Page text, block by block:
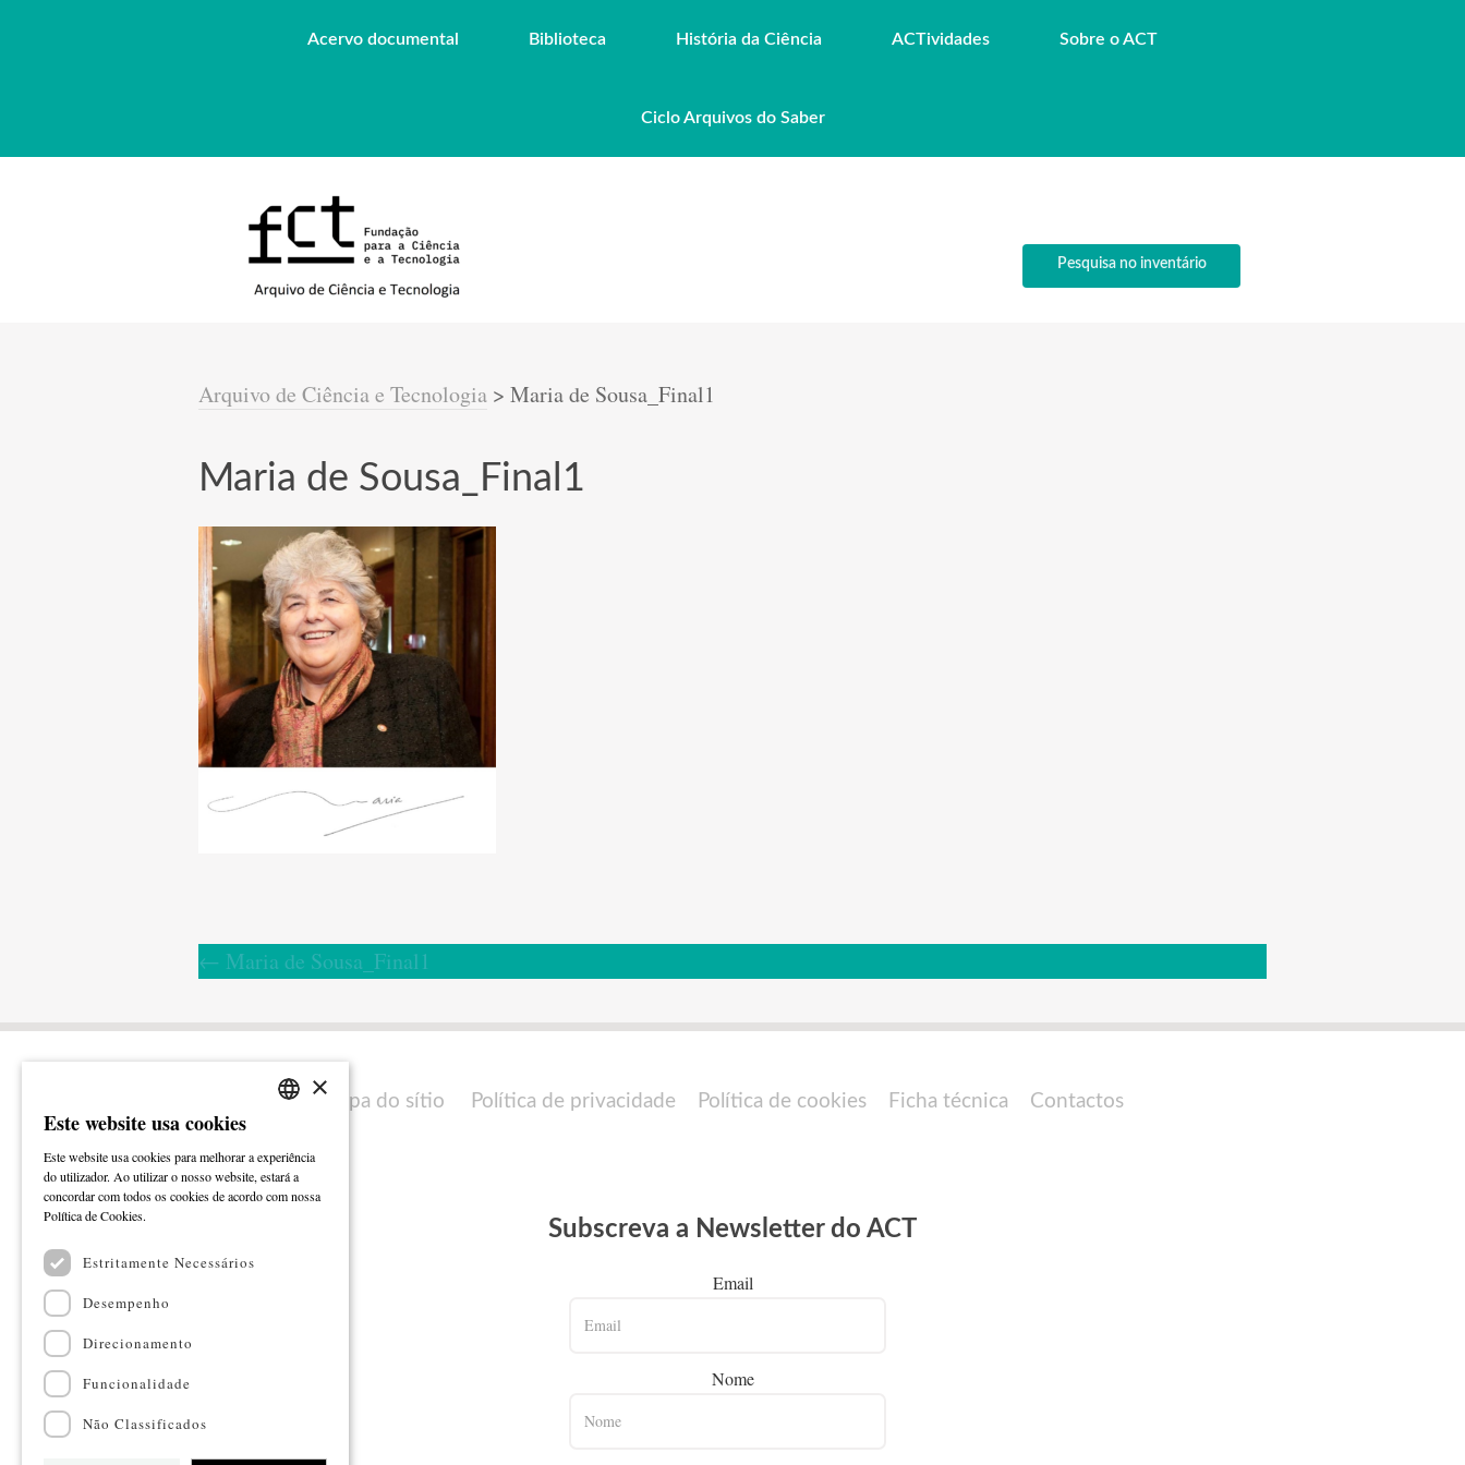
Acervo documental Biblioteca História da Ciência ACTividades Sobre o ACT
Ciclo Arquivos do Saber
Pesquisa no inventário
Arquivo de Ciência e Tecnologia > Maria de Sousa_Final1
Maria de Sousa_Final1
← Maria de Sousa_Final1
Mapa do sítio Política de privacidade Política de cookies Ficha técnica Contactos
Subscreva a Newsletter do ACT
Email
Nome
ENGLISH
×
Este website usa cookies
Este website usa cookies para melhorar a experiência
do utilizador. Ao utilizar o nosso website, estará a
concordar com todos os cookies de acordo com nossa
Política de Cookies.
Estritamente Necessários
Desempenho
Direcionamento
Funcionalidade
Não Classificados